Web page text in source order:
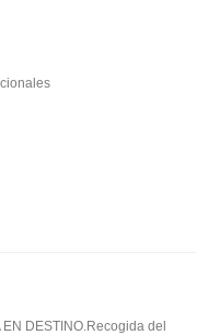
DESTINO.Recogida del